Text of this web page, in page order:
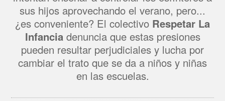
sus hijos aprovechando el verano, pero...
¿es conveniente? El colectivo Respetar La
Infancia denuncia que estas presiones
pueden resultar perjudiciales y lucha por
cambiar el trato que se da a niños y niñas
en las escuelas.